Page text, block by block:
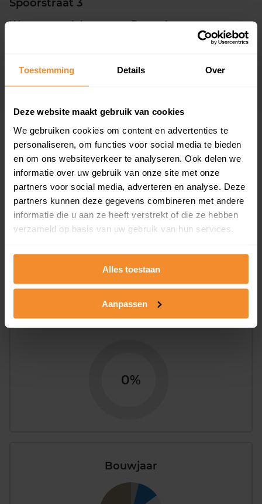
Toestemming Details Over
Deze website maakt gebruik van cookies
We gebruiken cookies om content en advertenties te
personaliseren, om functies voor social media te bieden
en om ons websiteverkeer te analyseren. Ook delen we
informatie over uw gebruik van onze site met onze
partners voor social media, adverteren en analyse. Deze
partners kunnen deze gegevens combineren met andere
informatie die u aan ze heeft verstrekt of die ze hebben
verzameld op basis van uw gebruik van hun services.
Alles toestaan
Aanpassen
Spoorstraat 3
Woonoppervlak Perceel
20 november 2025
Koopsom opvragen
Woningen
18%
Koopwoningen
82%
Huurwoningen
Appartementen
aandeel van totale woningen
0%
Bouwjaar